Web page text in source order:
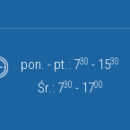
pon. - pt.: 730 - 1530
Śr.: 730 - 1700